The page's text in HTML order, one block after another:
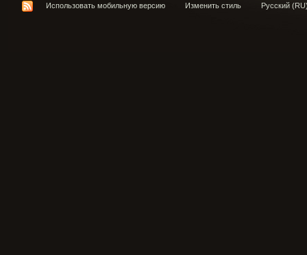
Использовать мобильную версию Изменить стиль Русский